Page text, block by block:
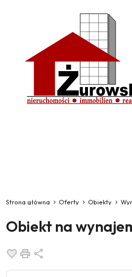
Strona główna Oferty Obiekty
Obiekt na
Dodaj do ulubionych
Drukuj